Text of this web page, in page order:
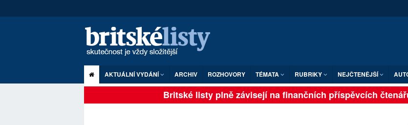
AKTUÁLNÍ VYDÁNÍ ARCHIV ROZHOVORY TÉMATA RUBRIKY NEJČTENĚJŠÍ
Britské listy plně závisejí na finančních příspěvcích